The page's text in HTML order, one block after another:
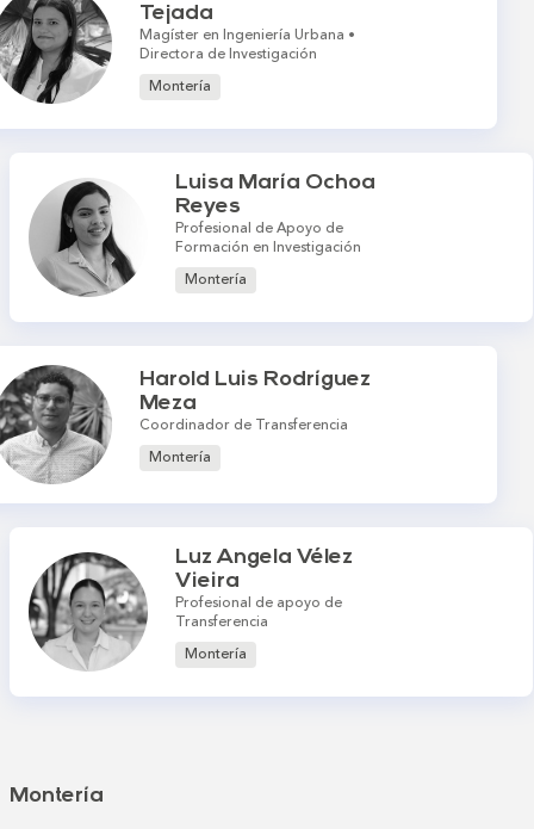
Tejada
Magíster en Ingeniería Urbana •
Directora de Investigación
Montería
Luisa María Ochoa
Reyes
Profesional de Apoyo de
Formación en Investigación
Montería
Harold Luis Rodríguez
Meza
Coordinador de Transferencia
Montería
Luz Angela Vélez
Vieira
Profesional de apoyo de
Transferencia
Montería
Montería